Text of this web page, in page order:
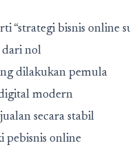
“strategi bisnis online
dari nol
dilakukan pemula
modern
secara stabil
pebisnis online